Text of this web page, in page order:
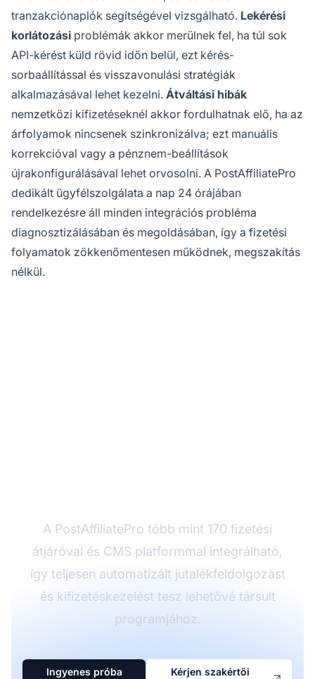
tranzakciónaplók segítségével vizsgálható. Lekérési
korlátozási problémák akkor merülnek fel, ha túl sok
API-kérést küld rövid időn belül, ezt kérés-
sorbaállítással és visszavonulási stratégiák
alkalmazásával lehet kezelni. Átváltási hibák
nemzetközi kifizetéseknél akkor fordulhatnak elő, ha az
árfolyamok nincsenek szinkronizálva; ezt manuális
korrekcióval vagy a pénznem-beállítások
újrakonfigurálásával lehet orvosolni. A PostAffiliatePro
dedikált ügyfélszolgálata a nap 24 órájában
rendelkezésre áll minden integrációs probléma
diagnosztizálásában és megoldásában, így a fizetési
folyamatok zökkenőmentesen működnek, megszakítás
nélkül.
A PostAffiliatePro több mint 170 fizetési
átjáróval és CMS platformmal integrálható,
így teljesen automatizált jutalékfeldolgozást
és kifizetéskezelést tesz lehetővé társult
programjához.
Ingyenes próba
Kérjen szakértői